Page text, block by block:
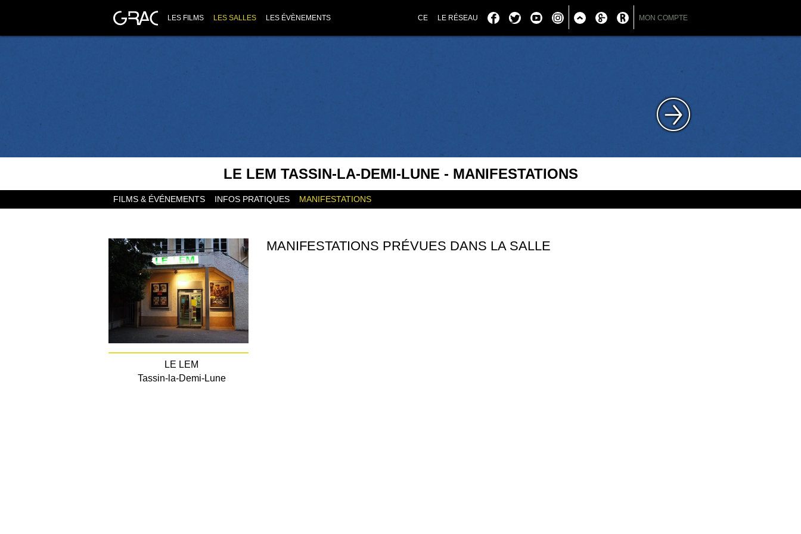
LES FILMS LES SALLES LES ÉVÈNEMENTS CE LE RÉSEAU MON COMPTE
LE LEM TASSIN-LA-DEMI-LUNE - MANIFESTATIONS
FILMS & ÉVÉNEMENTS INFOS PRATIQUES MANIFESTATIONS
LE LEM
Tassin-la-Demi-Lune
MANIFESTATIONS PRÉVUES DANS LA SALLE